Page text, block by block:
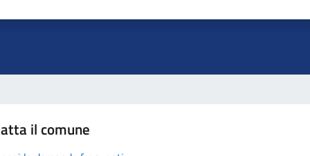
il comune